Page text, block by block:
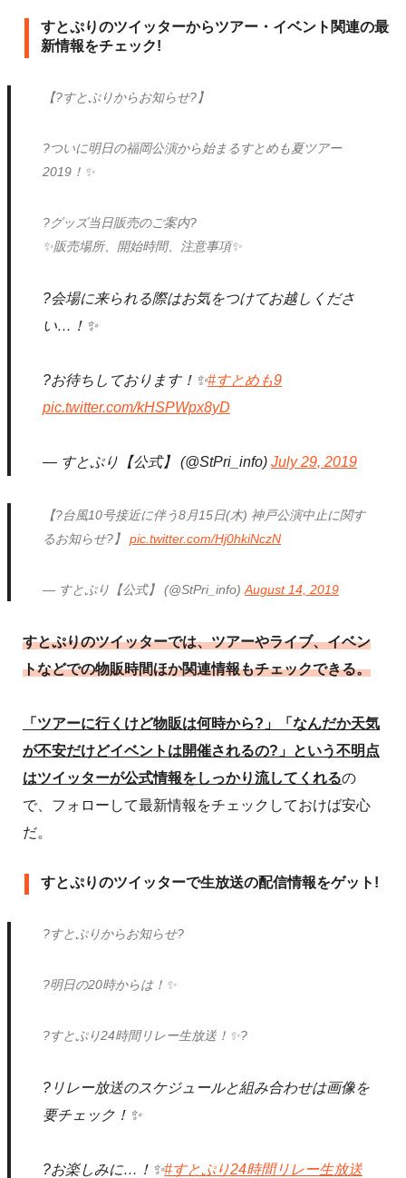
すとぷりのツイッターからツアー・イベント関連の最
新情報をチェック!
【?すとぷりからお知らせ?】
?ついに明日の福岡公演から始まるすとめも夏ツアー
2019！✨
?グッズ当日販売のご案内?
✨販売場所、開始時間、注意事項✨
?会場に来られる際はお気をつけてお越しくださ
い…！✨
?お待ちしております！✨#すとめも9
pic.twitter.com/kHSPWpx8yD
— すとぷり【公式】 (@StPri_info)July 29, 2019
【?台風10号接近に伴う8月15日(木) 神戸公演中止に関す
るお知らせ?】pic.twitter.com/Hj0hkiNczN
— すとぷり【公式】 (@StPri_info)August 14, 2019
すとぷりのツイッターでは、ツアーやライブ、イベン
トなどでの物販時間ほか関連情報もチェックできる。
「ツアーに行くけど物販は何時から?」「なんだか天気
が不安だけどイベントは開催されるの?」という不明点
はツイッターが公式情報をしっかり流してくれるの
で、フォローして最新情報をチェックしておけば安心
だ。
すとぷりのツイッターで生放送の配信情報をゲット!
?すとぷりからお知らせ?
?明日の20時からは！✨
?すとぷり24時間リレー生放送！✨?
?リレー放送のスケジュールと組み合わせは画像を
要チェック！✨
?お楽しみに…！✨#すとぷり24時間リレー生放送